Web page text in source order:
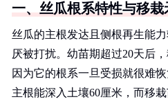
一、丝瓜根系特性与移栽
丝瓜的主根发达且侧根再生能
厌被打扰。幼苗期超过20天后
因为它的根系一旦受损就很难
主根能深入土壤60厘米，而移